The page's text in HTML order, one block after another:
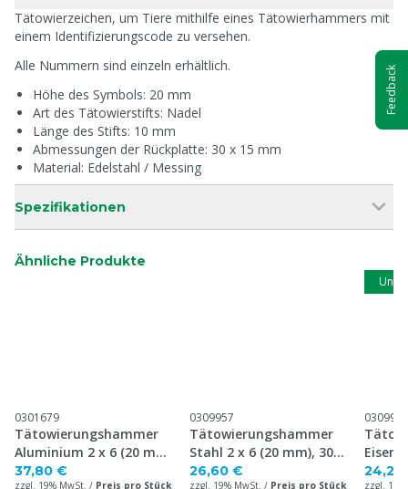
Tätowierzeichen, um Tiere mithilfe eines Tätowierhammers mit
einem Identifizierungscode zu versehen.
Alle Nummern sind einzeln erhältlich.
Höhe des Symbols: 20 mm
Art des Tätowierstifts: Nadel
Länge des Stifts: 10 mm
Abmessungen der Rückplatte: 30 x 15 mm
Material: Edelstahl / Messing
Spezifikationen
Ähnliche Produkte
0301679
Tätowierungshammer
Aluminium 2 x 6 (20 mm),
30 mm Platte
37,80 €
zzgl. 19% MwSt. / Preis pro Stück
0309957
Tätowierungshammer
Stahl 2 x 6 (20 mm), 30
mm Platte
26,60 €
zzgl. 19% MwSt. / Preis pro Stück
0309958
Eisen
mm
24,20
zzgl.
Feedback